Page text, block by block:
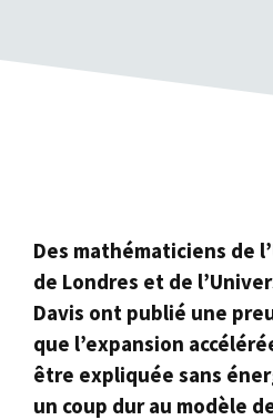
Des mathématiciens de
de Londres et de
Davis ont publié une
que l’expansion
être expliquée sans
un coup dur au modèle